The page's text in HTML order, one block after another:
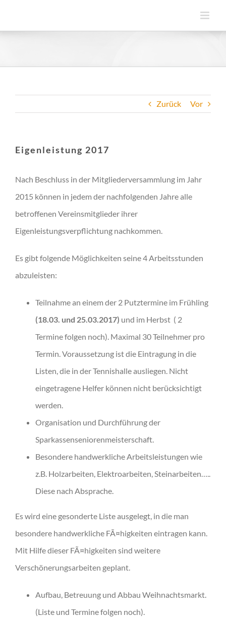
Zurück Vor
Eigenleistung 2017
Nach Beschluss in der Mitgliederversammlung im Jahr
2015 können in jedem der nachfolgenden Jahre alle
betroffenen Vereinsmitglieder ihrer
Eigenleistungsverpflichtung nachkommen.
Es gibt folgende Möglichkeiten seine 4 Arbeitsstunden
abzuleisten:
Teilnahme an einem der 2 Putztermine im Frühling
(18.03. und 25.03.2017) und im Herbst ( 2
Termine folgen noch). Maximal 30 Teilnehmer pro
Termin. Voraussetzung ist die Eintragung in die
Listen, die in der Tennishalle ausliegen. Nicht
eingetragene Helfer können nicht berücksichtigt
werden.
Organisation und Durchführung der
Sparkassenseniorenmeisterschaft.
Besondere handwerkliche Arbeitsleistungen wie
z.B. Holzarbeiten, Elektroarbeiten, Steinarbeiten…..
Diese nach Absprache.
Es wird eine gesonderte Liste ausgelegt, in die man
besondere handwerkliche FÃ¤higkeiten eintragen kann.
Mit Hilfe dieser FÃ¤higkeiten sind weitere
Verschönerungsarbeiten geplant.
Aufbau, Betreuung und Abbau Weihnachtsmarkt.
(Liste und Termine folgen noch).